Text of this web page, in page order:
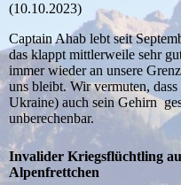
(10.10.2023)
Captain Ahab lebt seit
das klappt mittlerweile sehr
immer wieder an unsere
uns bleibt. Wir vermuten,
Ukraine) auch sein Gehirn
unberechenbar.
Invalider Kriegsflüchtling
Alpenfrettchen